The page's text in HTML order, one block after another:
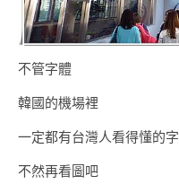
不管字體
韓國的機場裡
一定都有台灣人看得懂的字
不然再看圖吧